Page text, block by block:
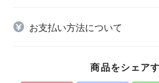
お支払い方法について
商品をシェア